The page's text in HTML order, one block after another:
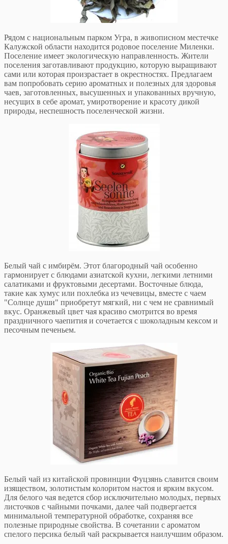
Рядом с национальным парком Угра, в живописном местечке
Калужской области находится родовое поселение Миленки.
Поселение имеет экологическую направленность. Жители
поселения заготавливают продукцию, которую выращивают
сами или которая произрастает в окрестностях. Предлагаем
вам попробовать серию ароматных и полезных для здоровья
чаев, заготовленных, высушенных и упакованных вручную,
несущих в себе аромат, умиротворение и красоту дикой
природы, неспешность поселенческой жизни.
Белый чай с имбирём. Этот благородный чай особенно
гармонирует с блюдами азиатской кухни, легкими летними
салатиками и фруктовыми десертами. Восточные блюда,
такие как хумус или похлебка из чечевицы, вместе с чаем
"Солнце души" приобретут мягкий, ни с чем не сравнимый
вкус. Оранжевый цвет чая красиво смотрится во время
праздничного чаепития и сочетается с шоколадным кексом и
песочным печеньем.
Белый чай из китайской провинции Фуцзянь славится своим
изяществом, золотистым колоритом настоя и ярким вкусом.
Для белого чая ведется сбор исключительно молодых, первых
листочков с чайными почками, далее чай подвергается
минимальной температурной обработке, сохраняя все
полезные природные свойства. В сочетании с ароматом
спелого персика белый чай раскрывается наилучшим образом.